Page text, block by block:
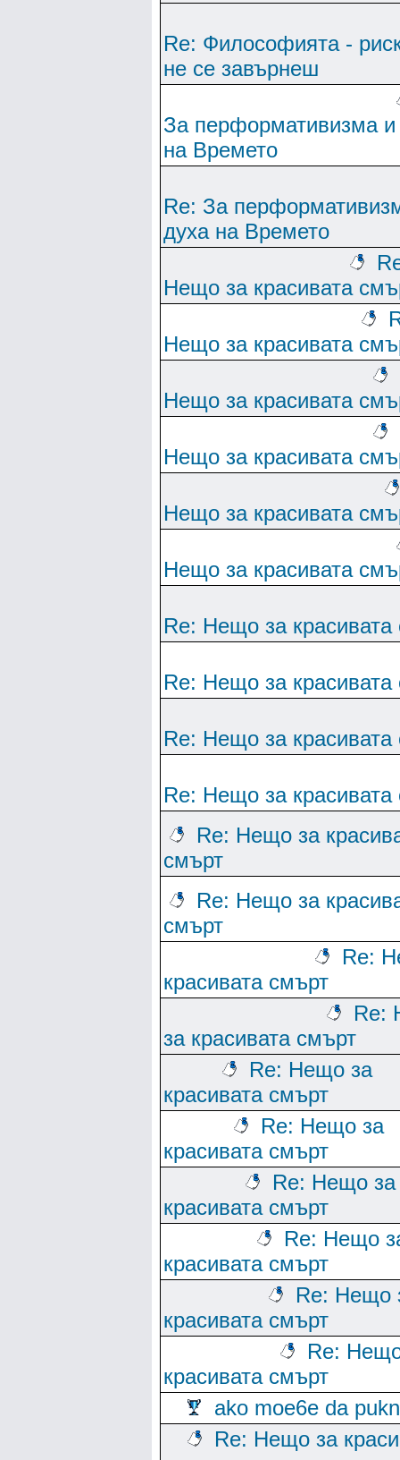
Re: Философията -
не се завърнеш
За перформативизма и
на Времето
Re: За
духа на Времето
Нещо за красивата
Нещо за красивата
Нещо за красивата
Нещо за красивата
Нещо за красивата
Нещо за красивата
Re: Нещо за красивата
Re: Нещо за красивата
Re: Нещо за красивата
Re: Нещо за красивата
Re: Нещо за
смърт
Re: Нещо за
смърт
Re:
красивата смърт
Re:
за красивата смърт
Re: Нещо за
красивата смърт
Re: Нещо за
красивата смърт
Re: Нещо за
красивата смърт
Re: Нещо
красивата смърт
Re: Нещо
красивата смърт
Re:
красивата смърт
ako moe6e da
Re: Нещо за